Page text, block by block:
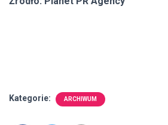
Kategorie: ARCHIWUM